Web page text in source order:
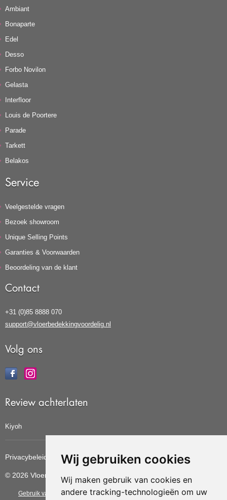
Wij gebruiken cookies
Wij maken gebruik van cookies en
andere tracking-technologieën om uw
Ambiant
Bonaparte
Edel
Desso
Forbo Novilon
Gelasta
Interfloor
Louis de Poortere
Parade
Tarkett
Belakos
Service
Veelgestelde vragen
Bezoek showroom
Unique Selling Points
Garanties & Voorwaarden
Beoordeling van de klant
Contact
+31 (0)85 8888 070
support@vloerbedekkingvoordelig.nl
Volg ons
Review achterlaten
Kiyoh
Privacybeleid Cookiebeleid Update cookies voorkeuren
© 2026 Vloerbedekkingvoordelig
Gebruik van deze site betekent dat u dealgemene voorwaarden van CBW